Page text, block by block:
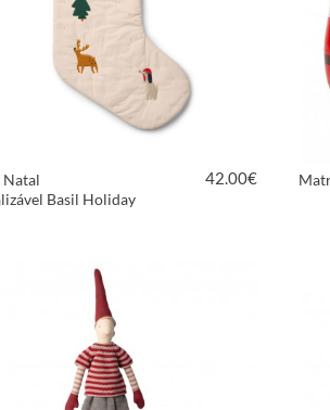
Natal
Basil Holiday
42.00€